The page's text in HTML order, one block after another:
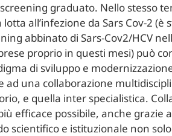
graduato. Nello stesso
lotta all’infezione da Sars Cov-2 (è
abbinato di Sars-Cov2/HCV
proprio in questi mesi) può
di sviluppo e
ad una collaborazione
e quella inter specialistica.
efficace possibile, anche grazie
scientifico e istituzionale non